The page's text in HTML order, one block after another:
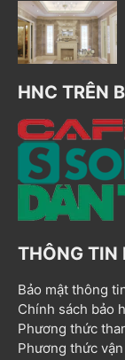
HNC TRÊN
THÔNG TIN
Bảo mật thông
Chính sách bảo
Phương thức
Phương thức